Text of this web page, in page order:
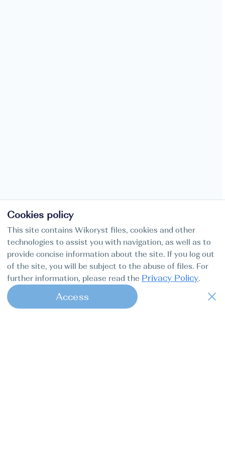
Cookies policy
This site contains Wikoryst files, cookies and other
technologies to assist you with navigation, as well as to
provide concise information about the site. If you log out
of the site, you will be subject to the abuse of files. For
further information, please read the Privacy Policy.
Access